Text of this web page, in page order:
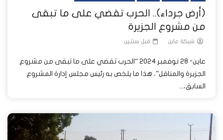
(أرض جرداء).. الحرب تقضي على ما تبقى
من مشروع الجزيرة
شبكة عاين قبل سنتين
عاين- 28 نوفمبر 2024 “الحرب تقضي على ما تبقى من مشروع
الجزيرة والمناقل”، هذا ما يلخص به رئيس مجلس إدارة المشروع
السابق،...